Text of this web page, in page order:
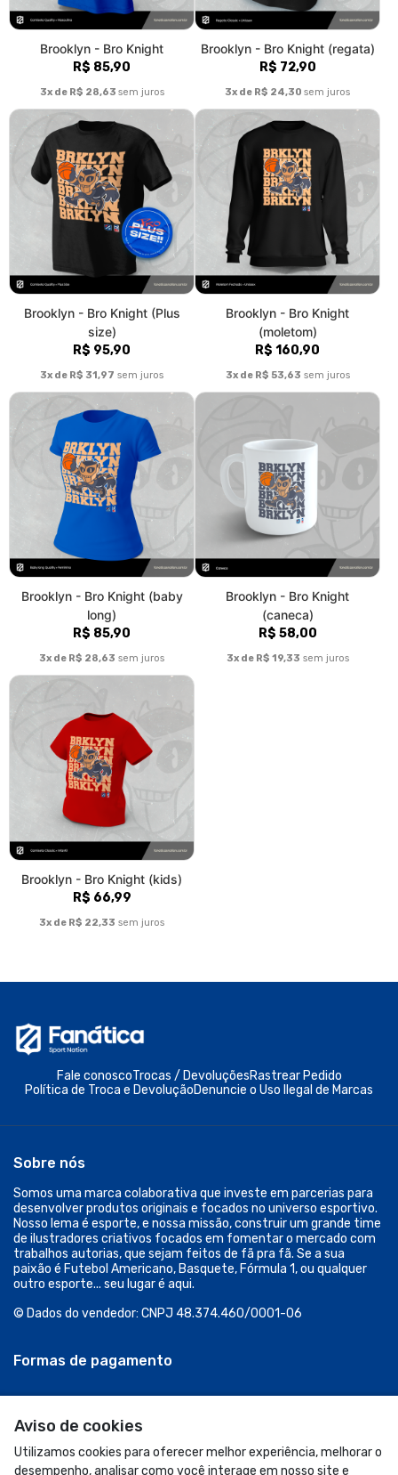
Brooklyn - Bro Knight (baby
long)
R$ 85,90
3x de R$ 28,63 sem juros
Brooklyn - Bro Knight
(caneca)
3x de R$ 19,33 sem juros
Brooklyn - Bro Knight (kids)
R$ 66,99
3x de R$ 22,33 sem juros
Aviso de cookies
Utilizamos cookies para oferecer melhor experiência, melhorar o
desempenho, analisar como você interage em nosso site e
Fale conoscoTrocas / Devoluções
Política de Troca e Devolução
Sobre nós
Somos uma marca colaborativa que investe em parcerias para
desenvolver produtos originais e focados no universo esportivo.
Nosso lema é esporte, e nossa missão, construir um grande time
de ilustradores criativos focados em fomentar o mercado com
trabalhos autorias, que sejam feitos de fã pra fã. Se a sua
outro esporte... seu lugar é aqui.
© Dados do vendedor: CNPJ 48.374.460/0001-06